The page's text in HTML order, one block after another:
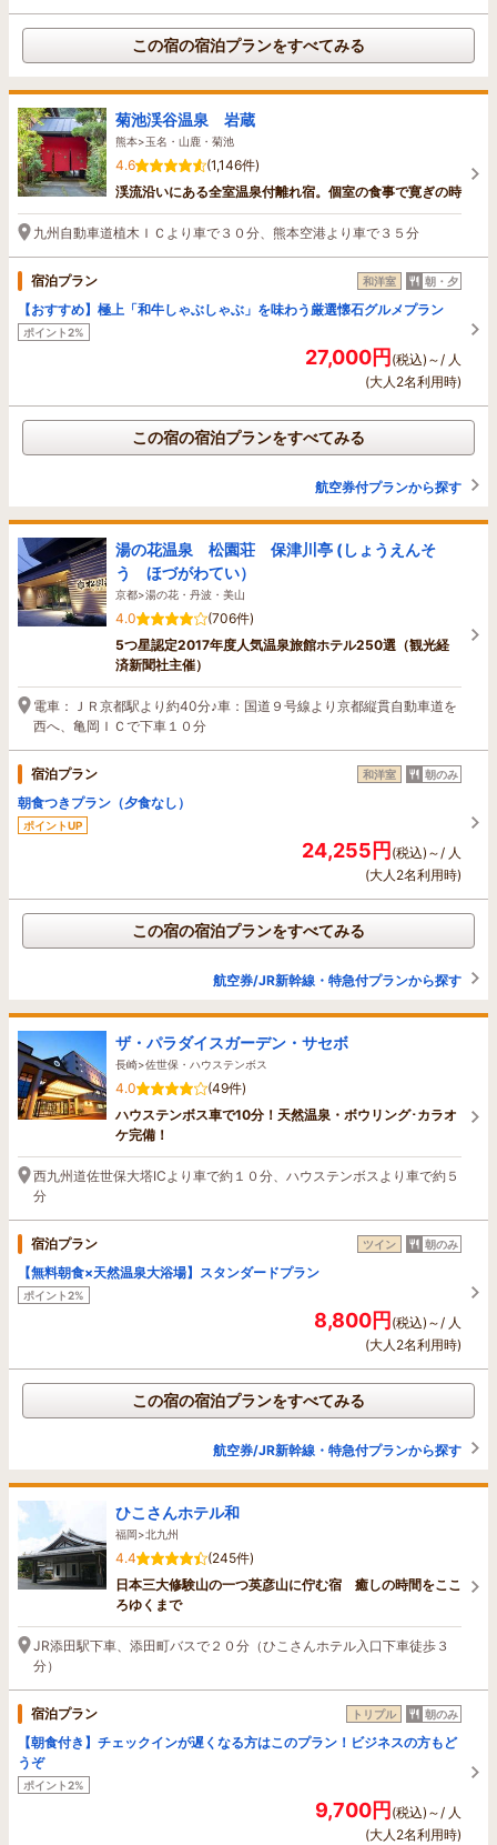
この宿の宿泊プランをすべてみる
菊池渓谷温泉 岩蔵
熊本>玉名・山鹿・菊池
4.6
(1,146件)
渓流沿いにある全室温泉付離れ宿。個室の食事で寛ぎの時
九州自動車道植木ＩＣより車で３０分、熊本空港より車で３５分
宿泊プラン 和洋室 朝・夕
【おすすめ】極上「和牛しゃぶしゃぶ」を味わう厳選懐石グルメプラン
ポイント2%
27,000円(税込)～/ 人
(大人2名利用時)
この宿の宿泊プランをすべてみる
航空券付プランから探す
湯の花温泉 松園荘 保津川亭 (しょうえんそ
う ほづがわてい）
京都>湯の花・丹波・美山
4.0
(706件)
5つ星認定2017年度人気温泉旅館ホテル250選（観光経
済新聞社主催）
電車：ＪＲ京都駅より約40分♪車：国道９号線より京都縦貫自動車道を
西へ、亀岡ＩＣで下車１０分
宿泊プラン 和洋室 朝のみ
朝食つきプラン（夕食なし）
ポイントUP
24,255円(税込)～/ 人
(大人2名利用時)
この宿の宿泊プランをすべてみる
航空券/JR新幹線・特急付プランから探す
ザ・パラダイスガーデン・サセボ
長崎>佐世保・ハウステンボス
4.0
(49件)
ハウステンボス車で10分！天然温泉・ボウリング･カラオ
ケ完備！
西九州道佐世保大塔ICより車で約１０分、ハウステンボスより車で約５
分
宿泊プラン ツイン 朝のみ
【無料朝食×天然温泉大浴場】スタンダードプラン
ポイント2%
8,800円(税込)～/ 人
(大人2名利用時)
この宿の宿泊プランをすべてみる
航空券/JR新幹線・特急付プランから探す
ひこさんホテル和
福岡>北九州
4.4
(245件)
日本三大修験山の一つ英彦山に佇む宿 癒しの時間をここ
ろゆくまで
JR添田駅下車、添田町バスで２０分（ひこさんホテル入口下車徒歩３
分）
宿泊プラン トリプル 朝のみ
【朝食付き】チェックインが遅くなる方はこのプラン！ビジネスの方もど
うぞ
ポイント2%
9,700円(税込)～/ 人
(大人2名利用時)